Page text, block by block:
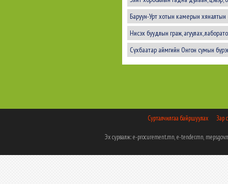
Баруун-Урт хотын камерын хяналтын
Нисэх буудлын граж, агуулах,
Сүхбаатар аймгийн Онгон сумын
Сурталчилгаа байршуулах Зар
Эх сурвалж: e-procurement.mn, e-tender.mn,